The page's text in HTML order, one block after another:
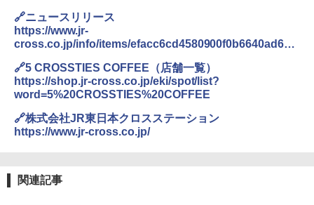
GRANDOOR ステンレス保冷剤 2個セット 2
コンパクト 保冷力長持ち
￥2,980
ポインターライト 強力 小型 緑色/赤色/青紫色
USB充電式 高精度 超長距離照射 長時間使用
可能 安全ロック付き 高安全性 金属製耐久 コ
🔗ニュースリリース
https://www.jr-
cross.co.jp/info/items/efacc6cd4580900f0b6640ad63a
🔗5 CROSSTIES COFFEE（店舗一覧）
https://shop.jr-cross.co.jp/eki/spot/list?
word=5%20CROSSTIES%20COFFEE
🔗株式会社JR東日本クロスステーション
https://www.jr-cross.co.jp/
関連記事